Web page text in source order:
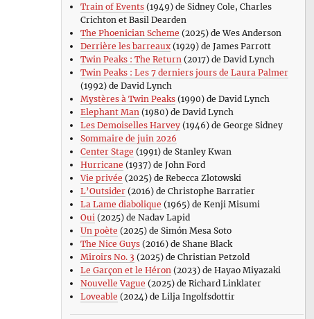
Train of Events(1949) de Sidney Cole, Charles
Crichton et Basil Dearden
The Phoenician Scheme (2025) de Wes Anderson
Derrière les barreaux(1929) de James Parrott
Twin Peaks : The Return(2017) de David Lynch
Twin Peaks : Les 7 derniers jours de Laura Palmer
(1992) de David Lynch
Mystères à Twin Peaks(1990) de David Lynch
Elephant Man(1980) de David Lynch
Les Demoiselles Harvey(1946) de George Sidney
Sommaire de juin 2026
Center Stage (1991) de Stanley Kwan
Hurricane (1937) de John Ford
Vie privée (2025) de Rebecca Zlotowski
L’Outsider(2016) de Christophe Barratier
La Lame diabolique (1965) de Kenji Misumi
Oui(2025) de Nadav Lapid
Un poète (2025) de Simón Mesa Soto
The Nice Guys(2016) de Shane Black
Miroirs No. 3 (2025) de Christian Petzold
Le Garçon et le Héron(2023) de Hayao Miyazaki
Nouvelle Vague (2025) de Richard Linklater
Loveable (2024) de Lilja Ingolfsdottir